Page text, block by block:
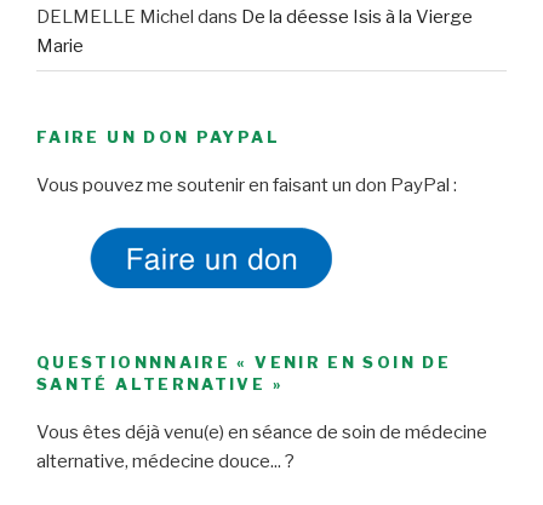
DELMELLE Michel dans De la déesse Isis à la Vierge
Marie
FAIRE UN DON PAYPAL
Vous pouvez me soutenir en faisant un don PayPal :
QUESTIONNNAIRE « VENIR EN SOIN DE
SANTÉ ALTERNATIVE »
Vous êtes déjà venu(e) en séance de soin de médecine
alternative, médecine douce... ?